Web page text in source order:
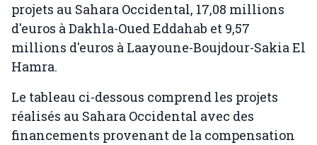
projets au Sahara Occidental, 17,08 millions
d'euros à Dakhla-Oued Eddahab et 9,57
millions d'euros à Laayoune-Boujdour-Sakia El
Hamra.
Le tableau ci-dessous comprend les projets
réalisés au Sahara Occidental avec des
financements provenant de la compensation